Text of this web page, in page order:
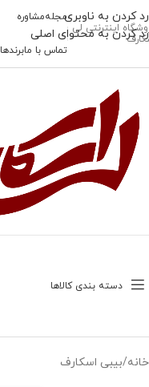
رد کردن به ناوبری
رد کردن به محتوای اصلی
اینترنتی لی
مجلهمشاوره
تماس با مابرندها
دسته بندی کالاها
خانه/بیبی اسکارف